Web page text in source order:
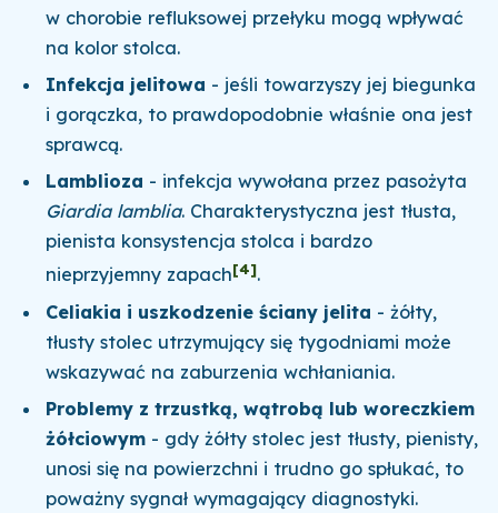
w chorobie refluksowej przełyku mogą wpływać
na kolor stolca.
Infekcja jelitowa - jeśli towarzyszy jej biegunka
i gorączka, to prawdopodobnie właśnie ona jest
sprawcą.
Lamblioza - infekcja wywołana przez pasożyta
Giardia lamblia. Charakterystyczna jest tłusta,
pienista konsystencja stolca i bardzo
nieprzyjemny zapach[4].
Celiakia i uszkodzenie ściany jelita - żółty,
tłusty stolec utrzymujący się tygodniami może
wskazywać na zaburzenia wchłaniania.
Problemy z trzustką, wątrobą lub woreczkiem
żółciowym - gdy żółty stolec jest tłusty, pienisty,
unosi się na powierzchni i trudno go spłukać, to
poważny sygnał wymagający diagnostyki.